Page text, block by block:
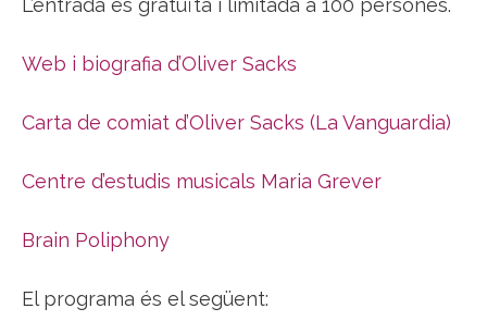
L’entrada és gratuïta i limitada a 100 persones.
Web i biografia d’Oliver Sacks
Carta de comiat d’Oliver Sacks (La Vanguardia)
Centre d’estudis musicals Maria Grever
Brain Poliphony
El programa és el següent: